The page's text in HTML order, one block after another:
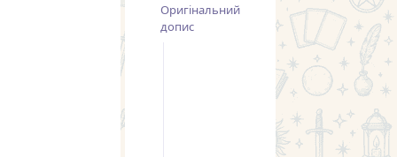
Оригінальний
допис